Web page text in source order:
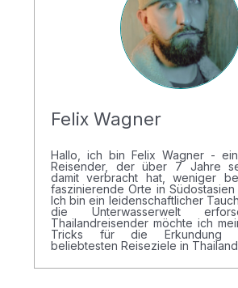
Felix Wagner
Hallo, ich bin Felix Wagner -
Reisender, der über 7 Jahre
damit verbracht hat, weniger
faszinierende Orte in
Ich bin ein leidenschaftlicher
die Unterwasserwelt
Thailandreisender möchte ich
Tricks für die Erkundung
beliebtesten Reiseziele in